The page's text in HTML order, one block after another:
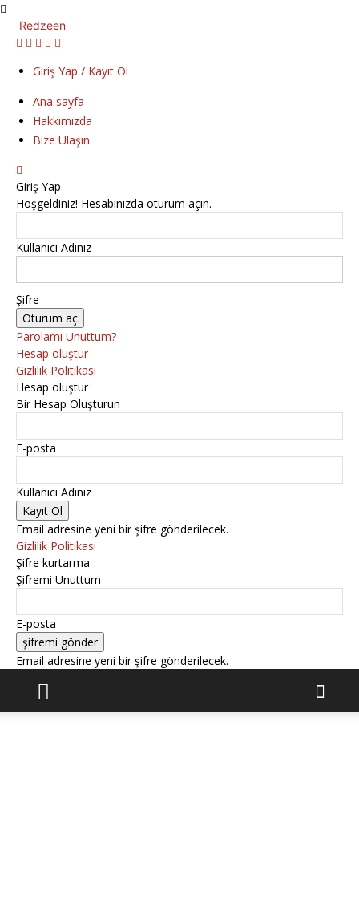
Redzeen
Giriş Yap / Kayıt Ol
Ana sayfa
Hakkımızda
Bize Ulaşın
Giriş Yap
Hoşgeldiniz! Hesabınızda oturum açın.
Kullanıcı Adınız
Şifre
Parolamı Unuttum?
Hesap oluştur
Gizlilik Politikası
Hesap oluştur
Bir Hesap Oluşturun
E-posta
Kullanıcı Adınız
Email adresine yeni bir şifre gönderilecek.
Gizlilik Politikası
Şifre kurtarma
Şifremi Unuttum
E-posta
Email adresine yeni bir şifre gönderilecek.